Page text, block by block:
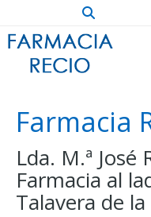
Farmacia
Lda. M.ª José
Farmacia al
Talavera de la